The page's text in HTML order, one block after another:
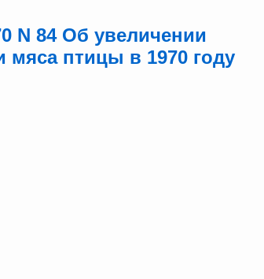
N 84 Об увеличении
мяса птицы в 1970 году